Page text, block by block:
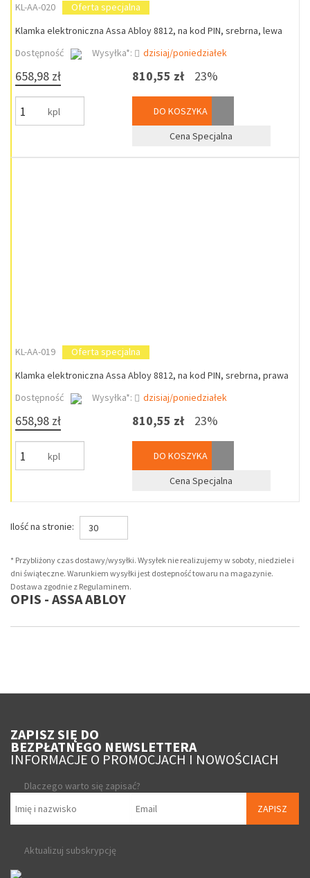
KL-AA-020
Oferta specjalna
Klamka elektroniczna Assa Abloy 8812, na kod PIN, srebrna, lewa
Dostępność
Wysyłka*: dzisiaj/poniedziałek
658,98 zł
kpl
810,55 zł 23%
DO KOSZYKA
Cena Specjalna
KL-AA-019
Oferta specjalna
Klamka elektroniczna Assa Abloy 8812, na kod PIN, srebrna, prawa
Dostępność
Wysyłka*: dzisiaj/poniedziałek
658,98 zł
kpl
810,55 zł 23%
DO KOSZYKA
Cena Specjalna
Ilość na stronie: 30
* Przybliżony czas dostawy/wysyłki. Wysyłek nie realizujemy w soboty, niedziele i
dni świąteczne. Warunkiem wysyłki jest dostepność towaru na magazynie.
Dostawa zgodnie z Regulaminem.
OPIS - ASSA ABLOY
ZAPISZ SIĘ DO
BEZPŁATNEGO NEWSLETTERA
INFORMACJE O PROMOCJACH I NOWOŚCIACH
Dlaczego warto się zapisać?
ZAPISZ
Aktualizuj subskrypcję